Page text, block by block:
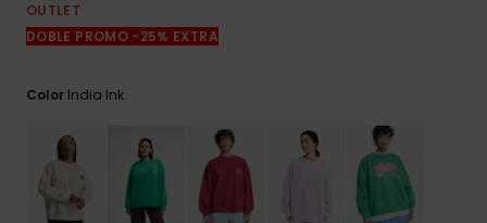
formulario de
contacto.
OUTLET
DOBLE PROMO -25% EXTRA
Color India Ink